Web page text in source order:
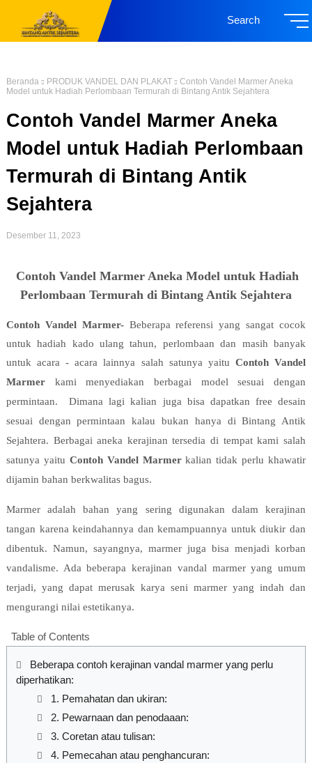
Search
Beranda PRODUK VANDEL DAN PLAKAT
Contoh Vandel Marmer Aneka
Model untuk Hadiah Perlombaan Termurah di Bintang Antik Sejahtera
Contoh Vandel Marmer Aneka
Model untuk Hadiah Perlombaan
Termurah di Bintang Antik
Sejahtera
Desember 11, 2023
Contoh Vandel MarmerAneka Model untuk Hadiah
Perlombaan Termurah di Bintang Antik Sejahtera
Contoh Vandel Marmer- Beberapa referensi yang sangat cocok
untuk hadiah kado ulang tahun, perlombaan dan masih banyak
untuk acara - acara lainnya salah satunya yaitu Contoh Vandel
Marmer kami menyediakan berbagai model sesuai dengan
permintaan. Dimana lagi kalian juga bisa dapatkan free desain
sesuai dengan permintaan kalau bukan hanya di Bintang Antik
Sejahtera. Berbagai aneka kerajinan tersedia di tempat kami salah
satunya yaitu Contoh Vandel Marmerkalian tidak perlu khawatir
dijamin bahan berkwalitas bagus.
Marmer adalah bahan yang sering digunakan dalam kerajinan
tangan karena keindahannya dan kemampuannya untuk diukir dan
dibentuk. Namun, sayangnya, marmer juga bisa menjadi korban
vandalisme. Ada beberapa kerajinan vandal marmer yang umum
terjadi, yang dapat merusak karya seni marmer yang indah dan
mengurangi nilai estetikanya.
Table of Contents
Beberapa contoh kerajinan vandal marmer yang perlu
diperhatikan:
1. Pemahatan dan ukiran:
2. Pewarnaan dan penodaaan:
3. Coretan atau tulisan:
4. Pemecahan atau penghancuran: